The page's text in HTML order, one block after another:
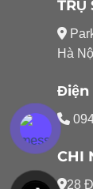
TRỤ
Hà
Điện
CHI
28